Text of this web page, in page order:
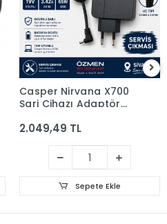
Casper Nirvana X700
Şarj Cihazı Adaptör
2.049,49 TL
Sepete Ekle